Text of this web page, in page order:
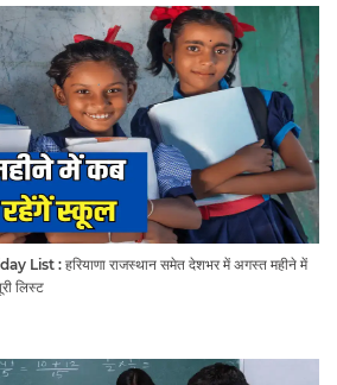
: हरियाणा राजस्थान समेत देशभर में अगस्त महीने में
लिस्ट